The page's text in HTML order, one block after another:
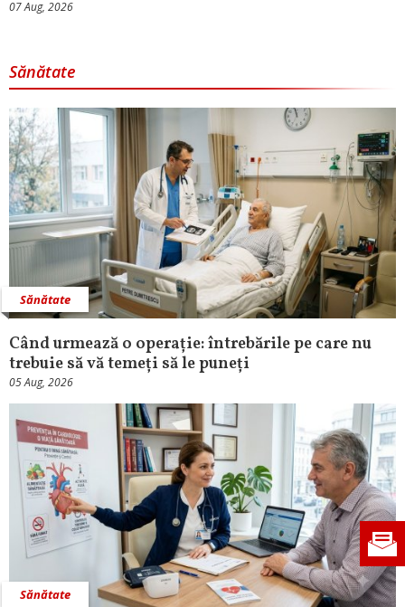
07 Aug, 2026
Sănătate
Sănătate
Când urmează o operație: întrebările pe care nu
trebuie să vă temeți să le puneți
05 Aug, 2026
Sănătate